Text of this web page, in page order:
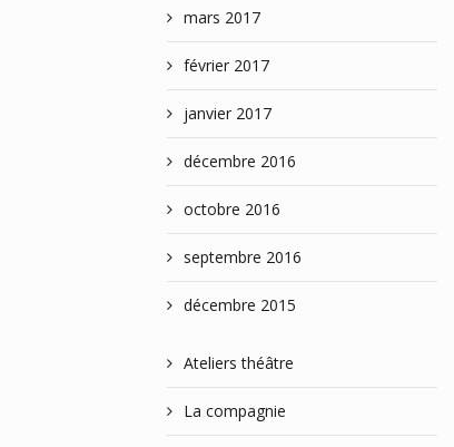
mars 2017
février 2017
janvier 2017
décembre 2016
octobre 2016
septembre 2016
décembre 2015
Ateliers théâtre
La compagnie